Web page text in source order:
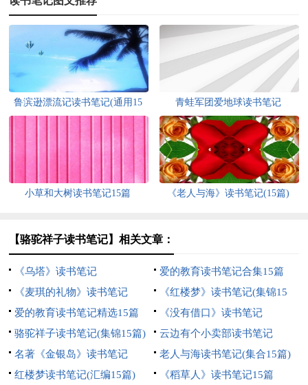
鲁滨逊漂流记读书笔记(通用15
篇)
青蛙军团爱地球读书笔记
小草和大树读书笔记15篇 《老人与海》读书笔记(15篇)
【骆驼祥子读书笔记】相关文章：
《乌塔》读书笔记
爱的教育读书笔记合集15篇
《麦琪的礼物》读书笔记
《红楼梦》读书笔记(集锦15
篇)
爱的教育读书笔记精选15篇
《没有借口》读书笔记
骆驼祥子读书笔记(集锦15篇)
云边有个小卖部读书笔记
名著《金银岛》读书笔记
老人与海读书笔记(集合15篇)
红楼梦读书笔记(汇编15篇)
《稻草人》读书笔记15篇